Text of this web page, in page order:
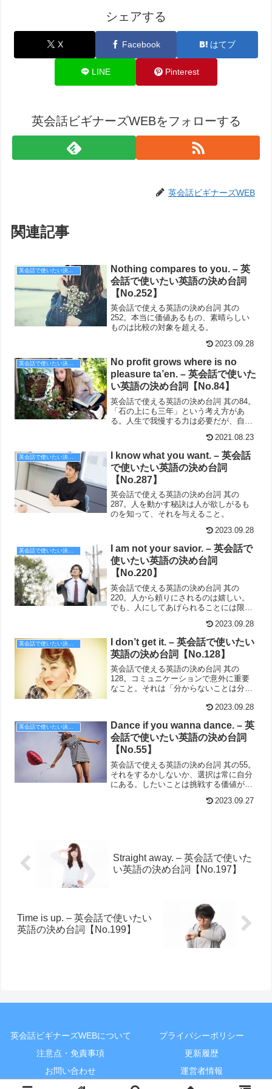
シェアする
X Facebook はてブ
LINE Pinterest
英会話ビギナーズWEBをフォローする
英会話ビギナーズWEB
関連記事
英会話で使いたい決め台詞
Nothing compares to you. – 英
会話で使いたい英語の決め台詞
【No.252】
英会話で使える英語の決め台詞 其の
252。本当に価値あるもの、素晴らしい
ものは比較の対象を超える。
2023.09.28
英会話で使いたい決め台詞
No profit grows where is no
pleasure ta’en. – 英会話で使いた
い英語の決め台詞【No.84】
英会話で使える英語の決め台詞 其の84。
「石の上にも三年」という考え方があ
る。人生で我慢する力は必要だが、自分
2021.08.23
英会話で使いたい決め台詞
I know what you want. – 英会話
で使いたい英語の決め台詞
【No.287】
英会話で使える英語の決め台詞 其の
287。人を動かす秘訣は人が欲しがるも
のを知って、それを与えること。
2023.09.28
英会話で使いたい決め台詞
I am not your savior. – 英会話で
使いたい英語の決め台詞
【No.220】
英会話で使える英語の決め台詞 其の
220。人から頼りにされるのは嬉しい。
でも、人にしてあげられることには限界
2023.09.28
英会話で使いたい決め台詞
I don’t get it. – 英会話で使いたい
英語の決め台詞【No.128】
英会話で使える英語の決め台詞 其の
128。コミュニケーションで意外に重要
なこと。それは「分からないことは分か
2023.09.28
英会話で使いたい決め台詞
Dance if you wanna dance. – 英
会話で使いたい英語の決め台詞
【No.55】
英会話で使える英語の決め台詞 其の55。
それをするかしないか、選択は常に自分
にある。したいことは挑戦する価値があ
2023.09.27
Straight away. – 英会話で使いた
い英語の決め台詞【No.197】
Time is up. – 英会話で使いたい
英語の決め台詞【No.199】
英会話ビギナーズWEBについて
プライバシーポリシー
注意点・免責事項
更新履歴
お問い合わせ
運営者情報